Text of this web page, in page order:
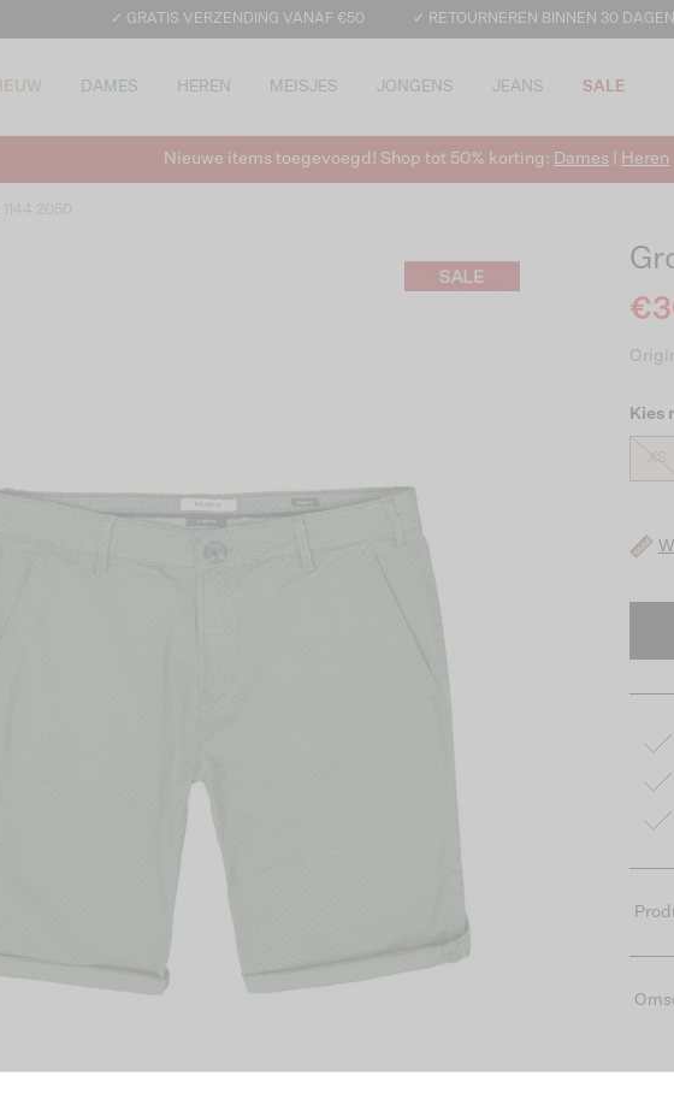
✓ GRATIS VERZENDING VANAF €50 ✓ RETOURNEREN BINNEN 30 DAGEN
DAMES HEREN MEISJES JONGENS JEANS SALE
Nieuwe items toegevoegd! Shop tot 50% korting: Dames Heren
Kies
XS